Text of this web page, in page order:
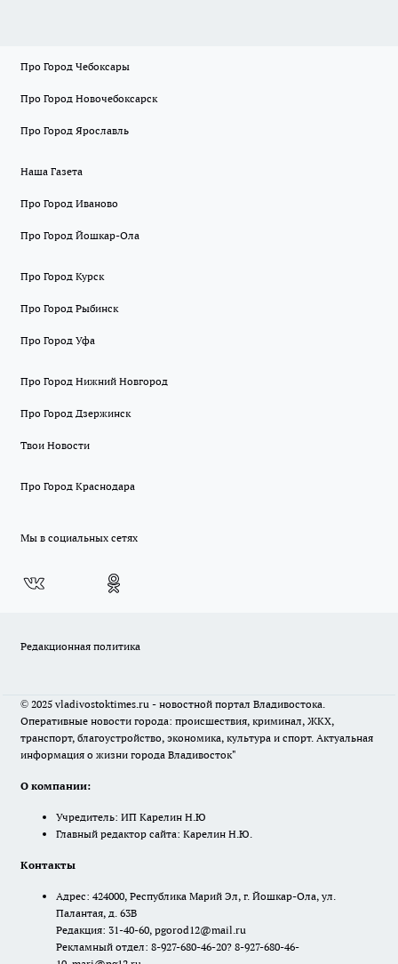
Про Город Чебоксары
Про Город Новочебоксарск
Про Город Ярославль
Наша Газета
Про Город Иваново
Про Город Йошкар-Ола
Про Город Курск
Про Город Рыбинск
Про Город Уфа
Про Город Нижний Новгород
Про Город Дзержинск
Твои Новости
Про Город Краснодара
Мы в социальных сетях
Редакционная политика
© 2025 vladivostoktimes.ru - новостной портал Владивостока.
Оперативные новости города: происшествия, криминал, ЖКХ,
транспорт, благоустройство, экономика, культура и спорт. Актуальная
информация о жизни города Владивосток"
О компании:
Учредитель: ИП Карелин Н.Ю
Главный редактор сайта: Карелин Н.Ю.
Контакты
Адрес: 424000, Республика Марий Эл, г. Йошкар-Ола, ул.
Палантая, д. 63В
Редакция: 31-40-60, pgorod12@mail.ru
Рекламный отдел: 8-927-680-46-20? 8-927-680-46-